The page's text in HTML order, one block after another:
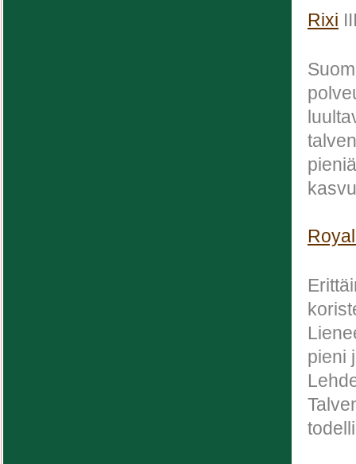
Rixi
pieni